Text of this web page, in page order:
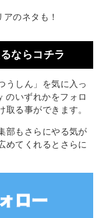
のネタも！
ならコチラ
うしん」を気に入っ
のいずれかをフォロ
取る事ができます。
部もさらにやる気が
めてくれるとさらに